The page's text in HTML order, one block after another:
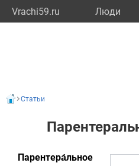
Vrachi59.ru Люди
Статьи
Парентера́льное